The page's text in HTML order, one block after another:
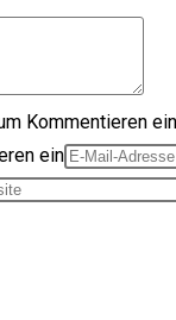
Kommentieren ein
ein